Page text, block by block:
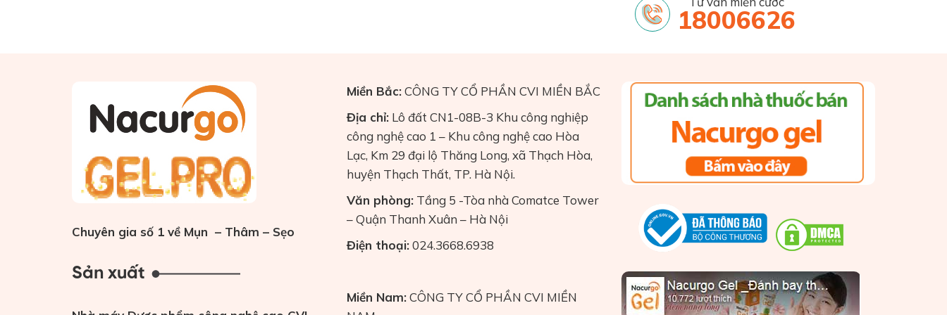
18006626
Chuyên gia số 1 về Mụn – Thâm – Sẹo
Sản xuất
Miền Bắc:CÔNG TY CỔ PHẦN CVI MIỀN BẮC
Địa chỉ: Lô đất CN1-08B-3 Khu công nghiệp
công nghệ cao 1 – Khu công nghệ cao Hòa
Lạc, Km 29 đại lộ Thăng Long, xã Thạch Hòa,
huyện Thạch Thất, TP. Hà Nội.
Văn phòng: Tầng 5 -Tòa nhà Comatce Tower
– Quận Thanh Xuân – Hà Nội
Điện thoại:024.3668.6938
Miền Nam:CÔNG TY CỔ PHẦN CVI MIỀN